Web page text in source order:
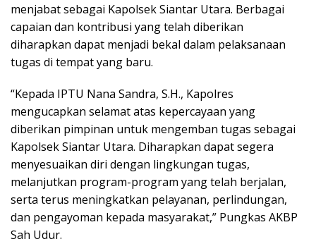
menjabat sebagai Kapolsek Siantar Utara. Berbagai
capaian dan kontribusi yang telah diberikan
diharapkan dapat menjadi bekal dalam pelaksanaan
tugas di tempat yang baru.
“Kepada IPTU Nana Sandra, S.H., Kapolres
mengucapkan selamat atas kepercayaan yang
diberikan pimpinan untuk mengemban tugas sebagai
Kapolsek Siantar Utara. Diharapkan dapat segera
menyesuaikan diri dengan lingkungan tugas,
melanjutkan program-program yang telah berjalan,
serta terus meningkatkan pelayanan, perlindungan,
dan pengayoman kepada masyarakat,” Pungkas AKBP
Sah Udur.